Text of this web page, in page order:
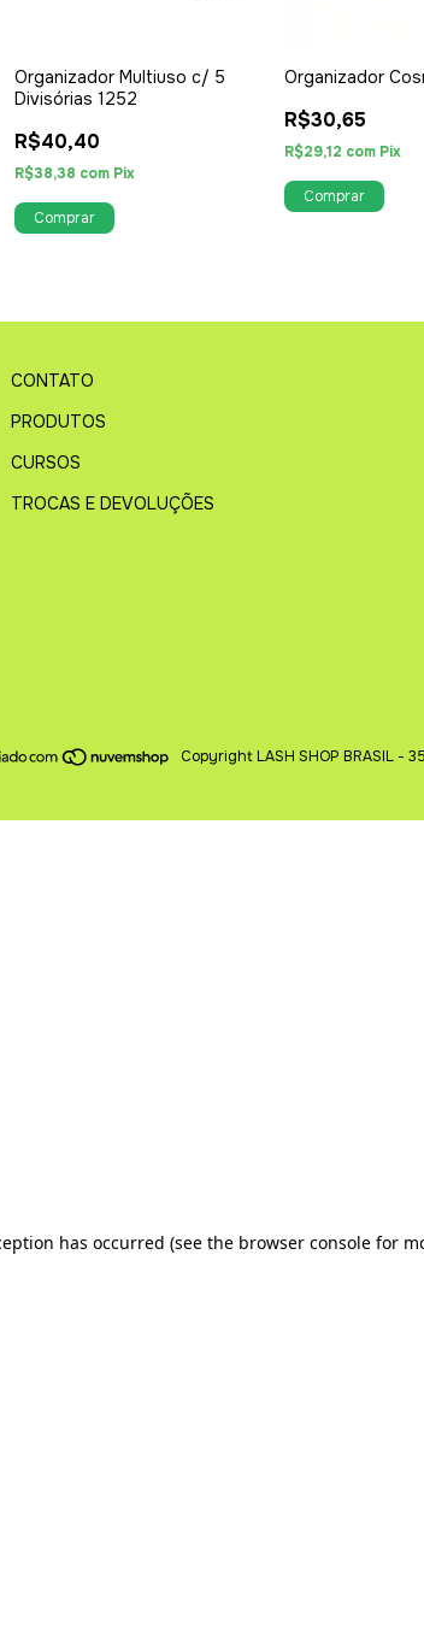
Organizador Multiuso c/ 5
Divisórias 1252
R$40,40
R$38,38 com Pix
Organizador
R$30,65
R$29,12 com Pix
CONTATO
PRODUTOS
CURSOS
TROCAS E DEVOLUÇÕES
Copyright LASH SHOP BRASIL -